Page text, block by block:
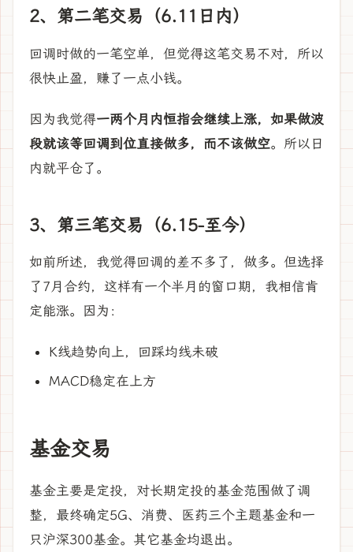
2、第二笔交易（6.11日内）
回调时做的一笔空单，但觉得这笔交易不对，所以
很快止盈，赚了一点小钱。
因为我觉得一两个月内恒指会继续上涨，如果做波
段就该等回调到位直接做多，而不该做空。所以日
内就平仓了。
3、第三笔交易（6.15-至今）
如前所述，我觉得回调的差不多了，做多。但选择
了7月合约，这样有一个半月的窗口期，我相信肯
定能涨。因为：
K线趋势向上，回踩均线未破
MACD稳定在上方
基金交易
基金主要是定投，对长期定投的基金范围做了调
整，最终确定5G、消费、医药三个主题基金和一
只沪深300基金。其它基金均退出。